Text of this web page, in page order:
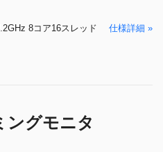
8コア16スレッド 仕様詳細 »
グモニタ